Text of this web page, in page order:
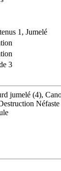
1, Jumelé
3
jumelé (4),